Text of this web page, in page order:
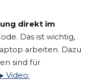
direkt im
Das ist wichtig,
arbeiten. Dazu
sind für
Video: